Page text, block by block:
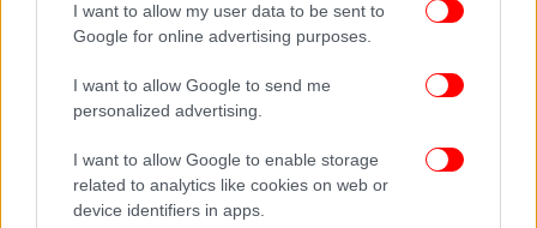
I want to allow my user data to be sent to
Google for online advertising purposes.
I want to allow Google to send me
personalized advertising.
I want to allow Google to enable storage
related to analytics like cookies on web or
device identifiers in apps.
ΤΕΧΝΟΛΟΓΙΑ 10/09/2012 09:50